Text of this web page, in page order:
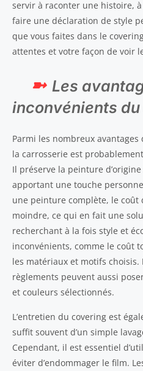
servir à raconter une histoire,
faire une déclaration de style
que vous faites dans le
attentes et votre façon de voir
Les
inconvénients
Parmi les nombreux
la carrosserie est
Il préserve la peinture
apportant une touche
une peinture complète, le coût
moindre, ce qui en fait une
recherchant à la fois style et
inconvénients, comme le coût
les matériaux et motifs
règlements peuvent aussi
et couleurs sélectionnés.
L’entretien du covering est
suffit souvent d’un simple
Cependant, il est essentiel
éviter d’endommager le film.